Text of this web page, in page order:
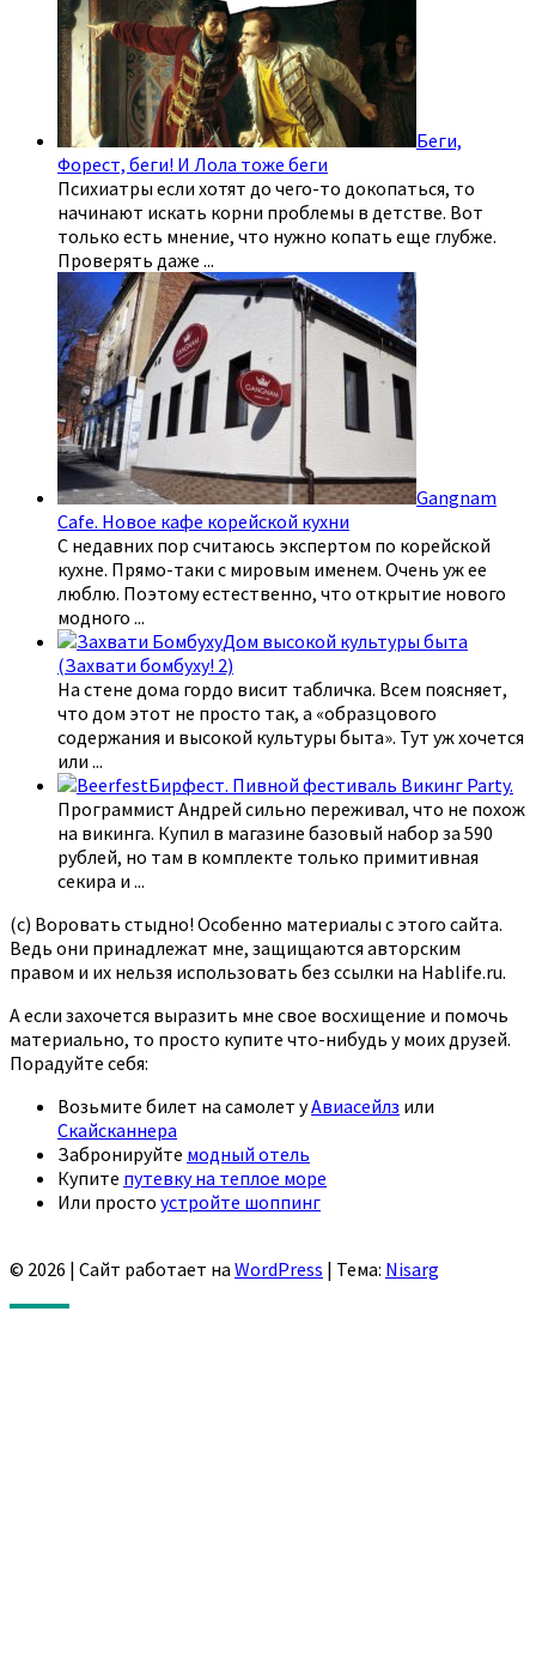
Беги,
Форест, беги! И Лола тоже беги
Психиатры если хотят до чего-то докопаться, то
начинают искать корни проблемы в детстве. Вот
только есть мнение, что нужно копать еще глубже.
Проверять даже ...
Gangnam
Cafe. Новое кафе корейской кухни
С недавних пор считаюсь экспертом по корейской
кухне. Прямо-таки с мировым именем. Очень уж ее
люблю. Поэтому естественно, что открытие нового
модного ...
Дом высокой культуры быта
(Захвати бомбуху! 2)
На стене дома гордо висит табличка. Всем поясняет,
что дом этот не просто так, а «образцового
содержания и высокой культуры быта». Тут уж хочется
или ...
Бирфест. Пивной фестиваль Викинг Party.
Программист Андрей сильно переживал, что не похож
на викинга. Купил в магазине базовый набор за 590
рублей, но там в комплекте только примитивная
секира и ...
(с) Воровать стыдно! Особенно материалы с этого сайта.
Ведь они принадлежат мне, защищаются авторским
правом и их нельзя использовать без ссылки на Hablife.ru.
А если захочется выразить мне свое восхищение и помочь
материально, то просто купите что-нибудь у моих друзей.
Порадуйте себя:
Возьмите билет на самолет уАвиасейлз или
Скайсканнера
Забронируйте модный отель
Купите путевку на теплое море
Или просто устройте шоппинг
© 2026 | Сайт работает на WordPress | Тема: Nisarg